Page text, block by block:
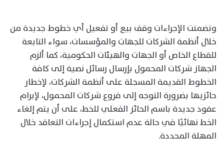
وتضمنت الإجراءات وقف بيع أو تفعيل أي خطوط جديدة من
خلال أنظمة الشركات للجهات والمؤسسات، سواء التابعة
للقطاع الخاص أو الجهات والهيئات الحكومية، كما ألزم
الجهاز شركات المحمول بإرسال رسائل نصية إلى كافة
الخطوط القديمة المسجلة على أنظمة الشركات، لإخطار
حائزيها بضرورة التوجه إلى فروع شركات المحمول، لإبرام
عقود جديدة باسم الحائز الفعلي للخط، على أن يتم إلغاء
الخط نهائيًا في حالة عدم استكمال إجراءات التعاقد خلال
المهلة المحددة.